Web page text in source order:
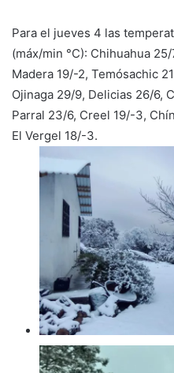
Para el jueves 4 las
(máx/min °C): Chihuahua
Madera 19/-2, Temósachic
Ojinaga 29/9, Delicias 26/6,
Parral 23/6, Creel 19/-3,
El Vergel 18/-3.